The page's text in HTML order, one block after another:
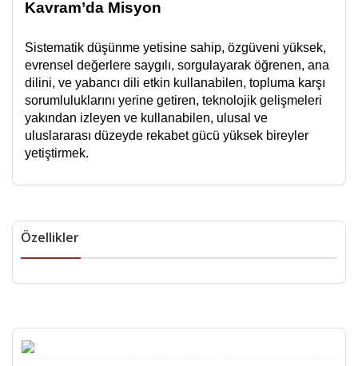
Kavram’da Misyon
Sistematik düşünme yetisine sahip, özgüveni yüksek,
evrensel değerlere saygılı, sorgulayarak öğrenen, ana
dilini, ve yabancı dili etkin kullanabilen, topluma karşı
sorumluluklarını yerine getiren, teknolojik gelişmeleri
yakından izleyen ve kullanabilen, ulusal ve
uluslararası düzeyde rekabet gücü yüksek bireyler
yetiştirmek.
Özellikler